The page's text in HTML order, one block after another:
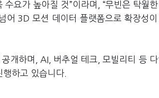
요가 높아질 것”이라며, “무빈은 탁월
3D 모션 데이터 플랫폼으로 확장성이
개하며, AI, 버추얼 테크, 모빌리티 등
하고 있습니다.